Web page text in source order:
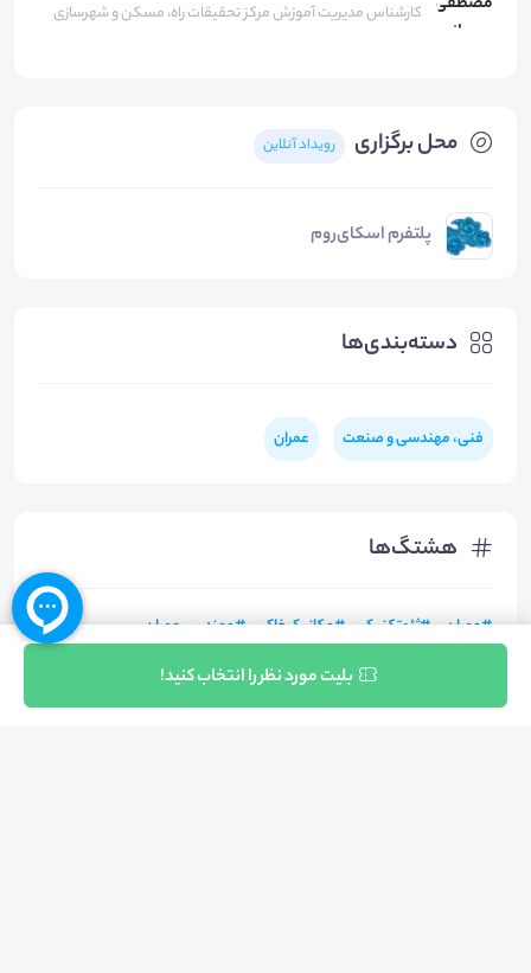
محل برگزاری رویداد آنلاین
پلتفرم اسکای‌روم
دسته‌بندی‌ها
فنی، مهندسی و صنعت عمران
هشتگ‌ها
#عمران #ژئوتکنیک #مکانیک‌خاک #مهندسی‌عمران
کارشناس مدیریت آموزش مرکز تحقیقات راه، مسکن و شهرسازی
بلیت مورد نظر را انتخاب کنید!